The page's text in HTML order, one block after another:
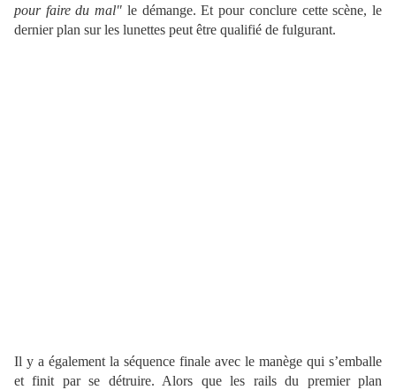
pour faire du mal" le démange. Et pour conclure cette scène, le
dernier plan sur les lunettes peut être qualifié de fulgurant.
Il y a également la séquence finale avec le manège qui s’emballe
et finit par se détruire. Alors que les rails du premier plan